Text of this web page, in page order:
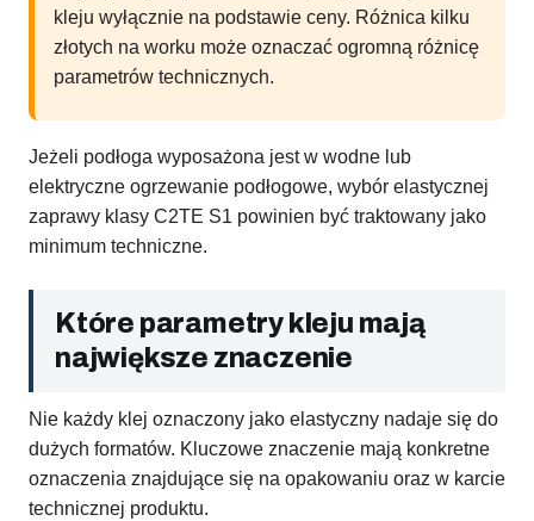
kleju wyłącznie na podstawie ceny. Różnica kilku
złotych na worku może oznaczać ogromną różnicę
parametrów technicznych.
Jeżeli podłoga wyposażona jest w wodne lub
elektryczne ogrzewanie podłogowe, wybór elastycznej
zaprawy klasy C2TE S1 powinien być traktowany jako
minimum techniczne.
Które parametry kleju mają
największe znaczenie
Nie każdy klej oznaczony jako elastyczny nadaje się do
dużych formatów. Kluczowe znaczenie mają konkretne
oznaczenia znajdujące się na opakowaniu oraz w karcie
technicznej produktu.